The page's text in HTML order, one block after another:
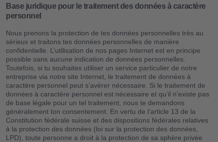
Base juridique pour le traitement des données à caractère
personnel
Nous prenons la protection de tes données personnelles très au
sérieux et traitons tes données personnelles de manière
confidentielle. L’utilisation de nos pages Internet est en principe
possible sans aucune indication de données personnelles.
Toutefois, si tu souhaites utiliser un service particulier de notre
entreprise via notre site Internet, le traitement de données à
caractère personnel peut s’avérer nécessaire. Si le traitement de
données à caractère personnel est nécessaire et qu’il n’existe pas
de base légale pour un tel traitement, nous te demandons
généralement ton consentement. En vertu de l’article 13 de la
Constitution fédérale suisse et des dispositions fédérales relatives
à la protection des données (loi sur la protection des données,
LPD), toute personne a droit à la protection de sa sphère privée